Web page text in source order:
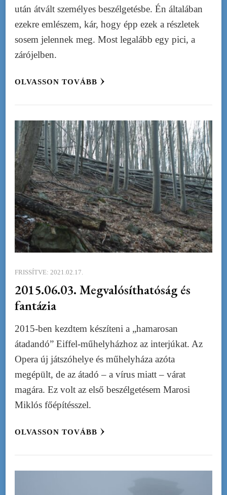
után átvált személyes beszélgetésbe. Én általában
ezekre emlészem, kár, hogy épp ezek a részletek
sosem jelennek meg. Most legalább egy pici, a
zárójelben.
OLVASSON TOVÁBB
FRISSÍTVE: 2021.02.17.
2015.06.03. Megvalósíthatóság és
fantázia
2015-ben kezdtem készíteni a „hamarosan
átadandó” Eiffel-műhelyházhoz az interjúkat. Az
Opera új játszóhelye és műhelyháza azóta
megépült, de az átadó – a vírus miatt – várat
magára. Ez volt az első beszélgetésem Marosi
Miklós főépítésszel.
OLVASSON TOVÁBB